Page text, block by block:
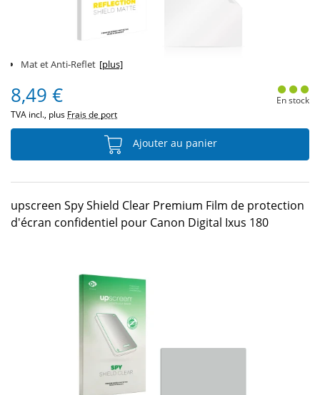
Mat et Anti-Reflet [plus]
8,49 €
TVA incl., plus Frais de port
En stock
Ajouter au panier
upscreen Spy Shield Clear Premium Film de protection
d'écran confidentiel pour Canon Digital Ixus 180